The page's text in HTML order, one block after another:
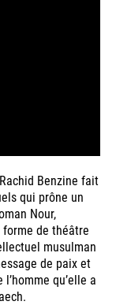
Benzine fait
qui prône un
Nour,
forme de théâtre
musulman
de paix et
qu’elle a